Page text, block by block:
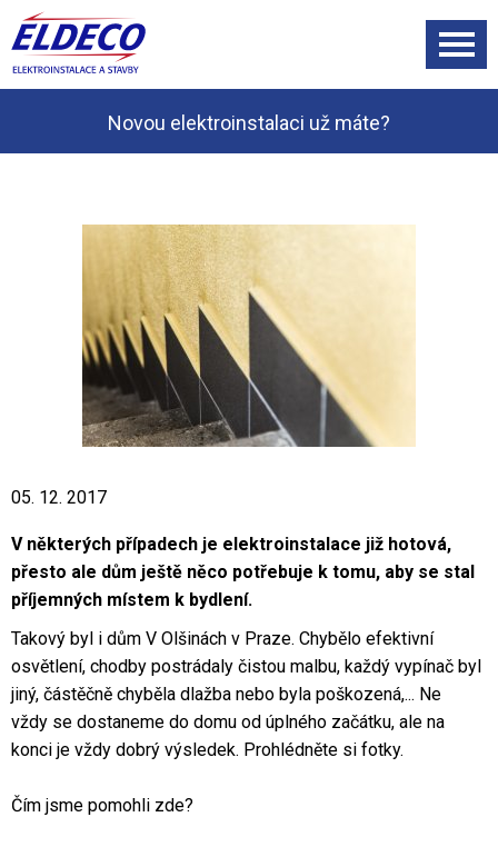
Novou elektroinstalaci už máte?
05. 12. 2017
V některých případech je elektroinstalace již hotová,
přesto ale dům ještě něco potřebuje k tomu, aby se stal
příjemných místem k bydlení.
Takový byl i dům V Olšinách v Praze. Chybělo efektivní
osvětlení, chodby postrádaly čistou malbu, každý vypínač byl
jiný, částěčně chyběla dlažba nebo byla poškozená,... Ne
vždy se dostaneme do domu od úplného začátku, ale na
konci je vždy dobrý výsledek. Prohlédněte si fotky.
Čím jsme pomohli zde?